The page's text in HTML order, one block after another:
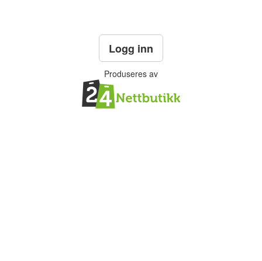
Logg inn
Produseres av